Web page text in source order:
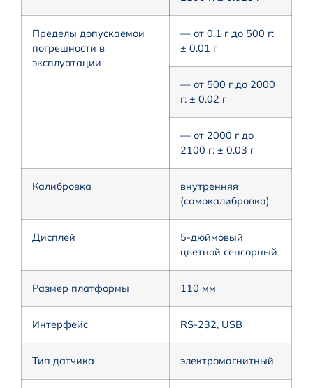
Пределы допускаемой
погрешности в
эксплуатации
— от 0.1 г до 500 г:
± 0.01 г
— от 500 г до 2000
г: ± 0.02 г
— от 2000 г до
2100 г: ± 0.03 г
Калибровка
внутренняя
(самокалибровка)
Дисплей
5-дюймовый
цветной сенсорный
Размер платформы 110 мм
Интерфейс RS-232, USB
Тип датчика электромагнитный